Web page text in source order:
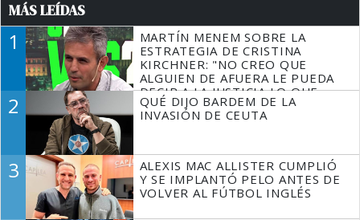
MÁS LEÍDAS
1
MARTÍN MENEM SOBRE LA
ESTRATEGIA DE CRISTINA
KIRCHNER: "NO CREO QUE
ALGUIEN DE AFUERA LE PUEDA
DECIR A LA JUSTICIA LO QUE
TIENE QUE HACER"
2
QUÉ DIJO BARDEM DE LA
INVASIÓN DE CEUTA
3
ALEXIS MAC ALLISTER CUMPLIÓ
Y SE IMPLANTÓ PELO ANTES DE
VOLVER AL FÚTBOL INGLÉS